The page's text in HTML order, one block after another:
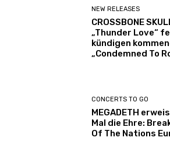
NEW RELEASES
CROSSBONE
„Thunder Love“
kündigen
„Condemned To
CONCERTS TO GO
MEGADETH
Mal die Ehre:
Of The Nations